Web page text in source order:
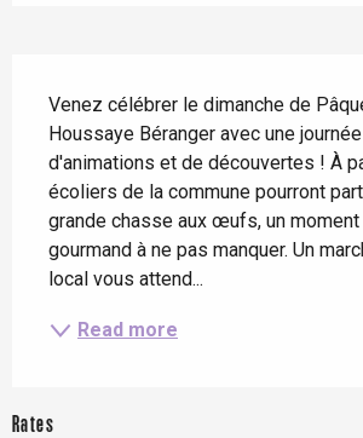
Venez célébrer le dimanche de
Houssaye Béranger avec une
d'animations et de découvertes ! À
écoliers de la commune pourront
grande chasse aux œufs, un
gourmand à ne pas manquer. Un
local vous attend...
Read more
Rates